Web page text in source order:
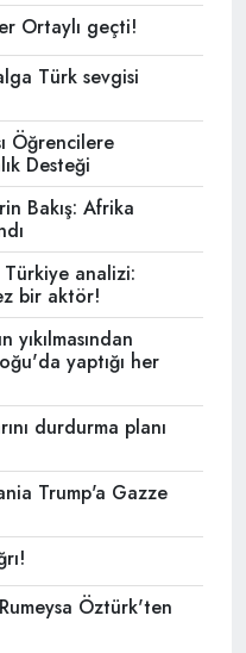
Ortaylı geçti!
Türk sevgisi
Öğrencilere
Desteği
Bakış: Afrika
analizi:
bir aktör!
yıkılmasından
yaptığı her
durdurma planı
Trump'a Gazze
Öztürk'ten